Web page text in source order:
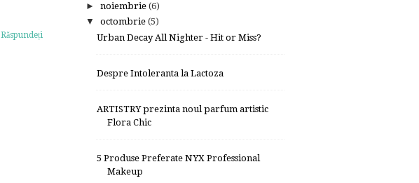
Răspundeți
► noiembrie (6)
▼ octombrie (5)
Urban Decay All Nighter - Hit or Miss?
Despre Intoleranta la Lactoza
ARTISTRY prezinta noul parfum artistic
Flora Chic
5 Produse Preferate NYX Professional
Makeup